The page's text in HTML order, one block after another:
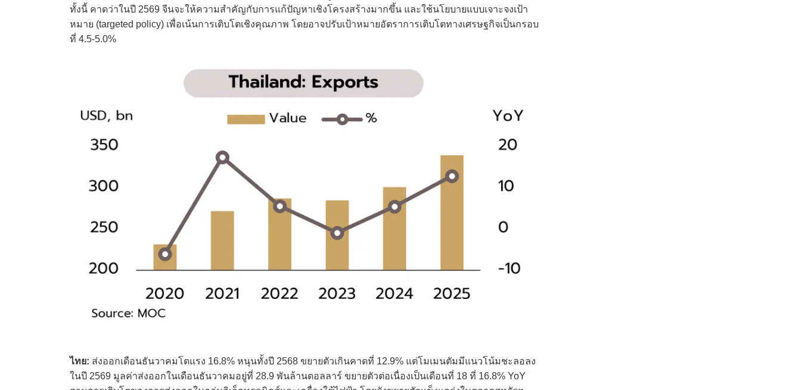
ทั้งนี้ คาดว่าในปี 2569 จีนจะให้ความสำคัญกับการแก้ปัญหาเชิงโครงสร้างมากขึ้น และใช้นโยบายแบบเจาะจงเป้า
หมาย (targeted policy) เพื่อเน้นการเติบโตเชิงคุณภาพ โดยอาจปรับเป้าหมายอัตราการเติบโตทางเศรษฐกิจเป็นกรอบ
ที่ 4.5-5.0%
ไทย: ส่งออกเดือนธันวาคมโตแรง 16.8% หนุนทั้งปี 2568 ขยายตัวเกินคาดที่ 12.9% แต่โมเมนตัมมีแนวโน้มชะลอลง
ในปี 2569 มูลค่าส่งออกในเดือนธันวาคมอยู่ที่ 28.9 พันล้านดอลลาร์ ขยายตัวต่อเนื่องเป็นเดือนที่ 18 ที่ 16.8% YoY